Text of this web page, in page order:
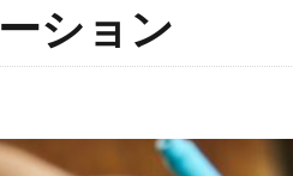
ション
セールスライティング
挫折
口コミ コンサル
スキル
目標 不安